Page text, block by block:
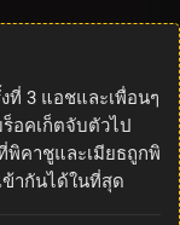
ที่ 3 แอชและเพื่อนๆ
อคเก็ตจับตัวไป
พิคาชูและเมียธถูกพิ
ากันได้ในที่สุด